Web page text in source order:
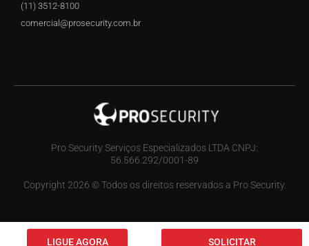
(11) 3512-8100
comercial@prosecurity.com.br
Pro Security Serviços Especializados LTDA CNPJ:
56.566.292/0001-89
Copyright 2026 © Todos os direitos reservados a Pro Security.
LIGUE AGORA
SOLICITAR